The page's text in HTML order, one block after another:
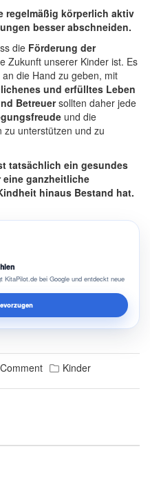
regelmäßig körperlich aktiv
besser abschneiden.
die Förderung der
Zukunft unserer Kinder ist. Es
die Hand zu geben, mit
und erfülltes Leben
Betreuersollten daher jede
und die
zu unterstützen und zu
tatsächlich ein gesundes
ganzheitliche
hinaus Bestand hat.
KitaPilot.de bei Google und entdeckt neue
Kinder